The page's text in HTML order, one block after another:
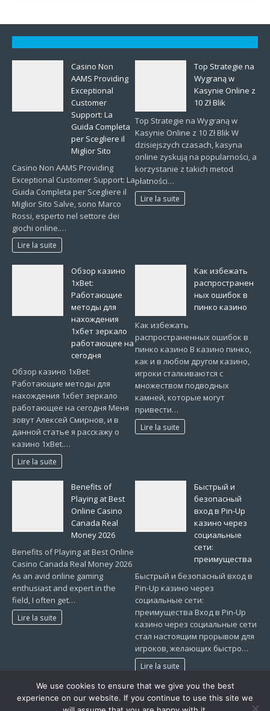
Casino Non
AAMS Providing
Exceptional
Customer
Support: La
Guida Completa
per Scegliere il
Miglior Sito
Casino Non AAMS Providing
Exceptional Customer Support: La
Guida Completa per Scegliere il
Miglior Sito Salve, sono Marco
Rossi, esperto nel settore dei
giochi online.…
Lire la suite
Top Strategie na
Wygraną w
Kasynie Online z
10 Zł Blik
Top Strategie na Wygraną w
Kasynie Online z 10 Zł Blik W
dzisiejszych czasach, kasyna
online zyskują na popularności, a
korzystanie z takich metod
płatności…
Lire la suite
Обзор казино
1xBet:
Работающие
методы для
нахождения
1хбет зеркало
работающее на
сегодня
Обзор казино 1xBet:
Работающие методы для
нахождения 1хбет зеркало
работающее на сегодня Меня
зовут Алексей Смирнов, и в
данной статье я расскажу о
казино 1xBet.…
Lire la suite
Как избежать
распространен
ных ошибок в
пинко казино
Как избежать
распространенных ошибок в
пинко казино В казино пинко,
как и в любом другом казино,
игроки сталкиваются с
множеством подводных
камней, которые могут
привести…
Lire la suite
Benefits of
Playing at Best
Online Casino
Canada Real
Money 2026
Benefits of Playing at Best Online
Casino Canada Real Money 2026
As an avid online gaming
enthusiast and expert in the
field, I often get…
Lire la suite
Быстрый и
безопасный
вход в Pin-Up
казино через
социальные
сети:
преимущества
Быстрый и безопасный вход в
Pin-Up казино через
социальные сети:
преимущества Вход в Pin-Up
казино через социальные сети
стал настоящим прорывом для
игроков, желающих быстро…
Lire la suite
1 2 … 53 »
We use cookies to ensure that we give you the best
experience on our website. If you continue to use this site we